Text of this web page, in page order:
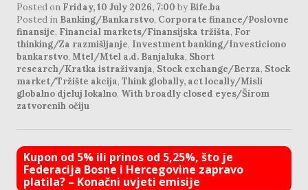
Posted on Friday, 10 July 2026, 7:00 by Bife.ba
Posted in Banking/Bankarstvo, Corporate finance/Poslovne
finansije, Financial markets/Finansijska tržišta, For
thinking/Za razmišljanje, Investment banking/Investiciono
bankarstvo, Mtel/Mtel a.d. Banjaluka, Short
research/Kratka istraživanja, Stock exchange/Berza, Stock
market/Tržište akcija, Think globally, act locally/Misli
globalno djeluj lokalno, With broadly closed eyes/Širom
zatvorenih očiju
Kupon od 5% ili prinos od 5,25%, što je
Federacija Bosne i Hercegovine zapravo
platila? – Konačni uvjeti emisije